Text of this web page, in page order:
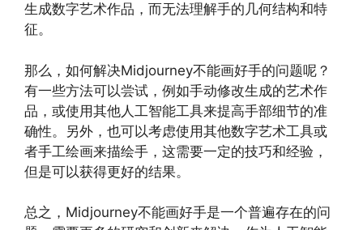
生成数字艺术作品，而无法理解手的几何结构和特
征。
那么，如何解决Midjourney不能画好手的问题呢？
有一些方法可以尝试，例如手动修改生成的艺术作
品，或使用其他人工智能工具来提高手部细节的准
确性。另外，也可以考虑使用其他数字艺术工具或
者手工绘画来描绘手，这需要一定的技巧和经验，
但是可以获得更好的结果。
总之，Midjourney不能画好手是一个普遍存在的问